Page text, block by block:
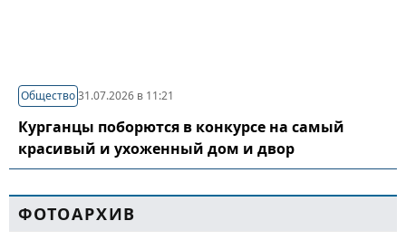
Общество31.07.2026 в 11:21
Курганцы поборются в конкурсе на самый
красивый и ухоженный дом и двор
ФОТОАРХИВ